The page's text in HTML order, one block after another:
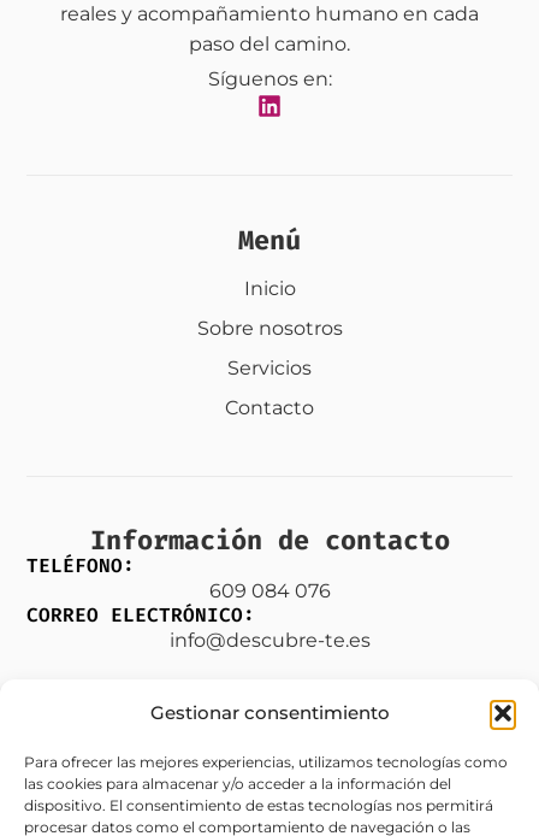
Gestionar consentimiento
Para ofrecer las mejores experiencias, utilizamos tecnologías como
las cookies para almacenar y/o acceder a la información del
dispositivo. El consentimiento de estas tecnologías nos permitirá
procesar datos como el comportamiento de navegación o las
reales y acompañamiento humano en cada
paso del camino.
Síguenos en:
Menú
Inicio
Sobre nosotros
Servicios
Contacto
Información de contacto
TELÉFONO:
609 084 076
CORREO ELECTRÓNICO:
info@descubre-te.es
Legal
Aviso legal